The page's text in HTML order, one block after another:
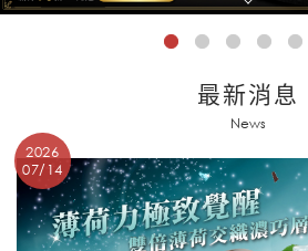
最新消息
News
2026
07/14